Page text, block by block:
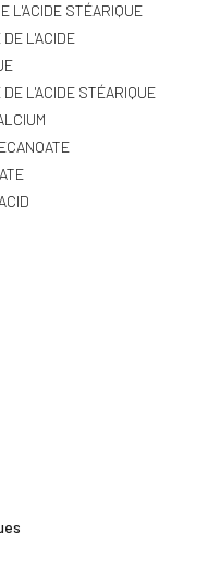
L'ACIDE STÉARIQUE
L'ACIDE
L'ACIDE STÉARIQUE